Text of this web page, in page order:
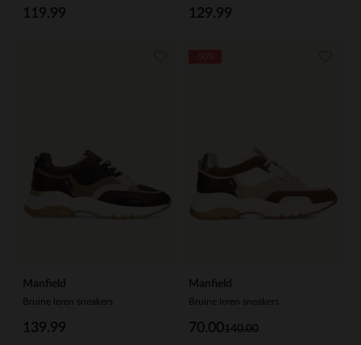
119.99 129.99
Manfield
Bruine leren sneakers
139.99
Manfield
Bruine leren sneakers
140.00
70.00